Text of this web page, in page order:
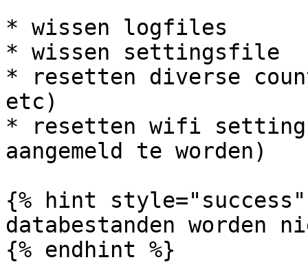
* wissen logfiles
* wissen settingsfile
* resetten diverse
etc)
* resetten wifi
aangemeld te worden)
{% hint style="success"
databestanden worden
{% endhint %}